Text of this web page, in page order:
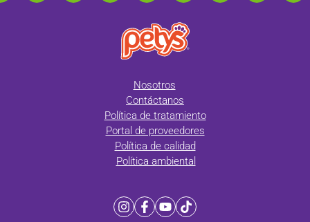
Nosotros
Contáctanos
Política de tratamiento
Portal de proveedores
Política de calidad
Política ambiental